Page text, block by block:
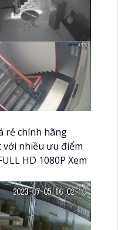
rẻ chính hãng
nhiều ưu điểm
HD 1080P Xem